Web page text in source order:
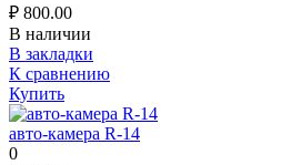
₽ 800.00
В наличии
В закладки
К сравнению
Купить
авто-камера R-14
0